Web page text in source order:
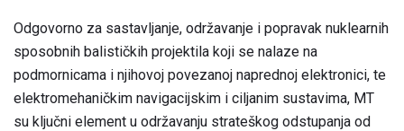
Odgovorno za sastavljanje, održavanje i popravak nuklearnih
sposobnih balističkih projektila koji se nalaze na
podmornicama i njihovoj povezanoj naprednoj elektronici, te
elektromehaničkim navigacijskim i ciljanim sustavima, MT
su ključni element u održavanju strateškog odstupanja od